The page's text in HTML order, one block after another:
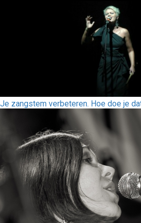
Je zangstem verbeteren. Hoe doe je